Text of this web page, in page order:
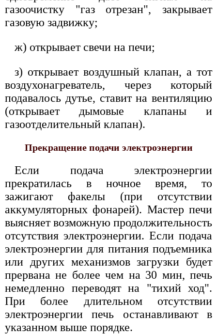
газоочистку "газ отрезан", закрывает
газовую задвижку;
ж) открывает свечи на печи;
з) открывает воздушный клапан, а тот
воздухонагреватель, через который
подавалось дутье, ставит на вентиляцию
(открывает дымовые клапаны и
газоотделительный клапан).
Прекращение подачи электроэнергии
Если подача электроэнергии
прекратилась в ночное время, то
зажигают факелы (при отсутствии
аккумуляторных фонарей). Мастер печи
выясняет возможную продолжительность
отсутствия электроэнергии. Если подача
электроэнергии для питания подъемника
или других механизмов загрузки будет
прервана не более чем на 30 мин, печь
немедленно переводят на "тихий ход".
При более длительном отсутствии
электроэнергии печь останавливают в
указанном выше порядке.